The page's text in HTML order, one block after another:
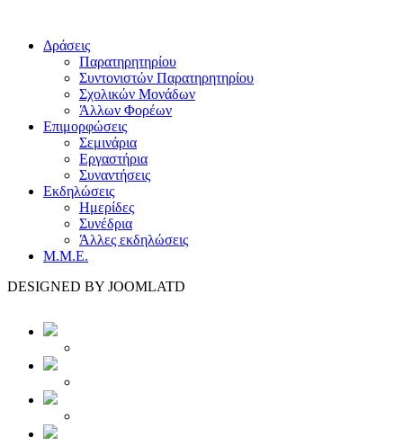
Δράσεις
Παρατηρητηρίου
Συντονιστών Παρατηρητηρίου
Σχολικών Μονάδων
Άλλων Φορέων
Επιμορφώσεις
Σεμινάρια
Εργαστήρια
Συναντήσεις
Εκδηλώσεις
Ημερίδες
Συνέδρια
Άλλες εκδηλώσεις
Μ.Μ.Ε.
DESIGNED BY JOOMLATD